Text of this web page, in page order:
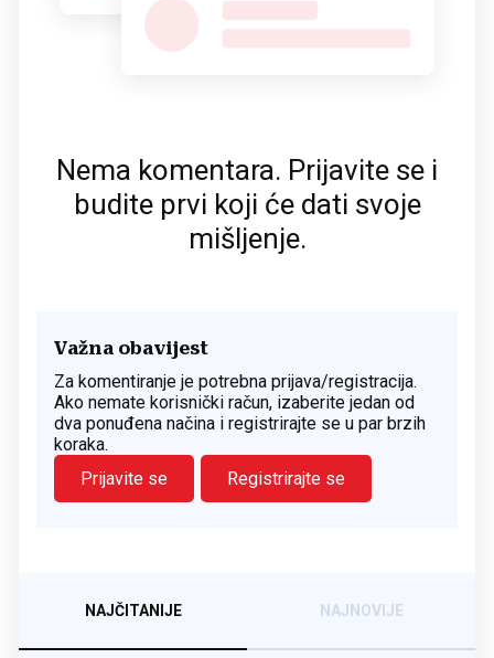
Nema komentara. Prijavite se i
budite prvi koji će dati svoje
mišljenje.
Važna obavijest
Za komentiranje je potrebna prijava/registracija.
Ako nemate korisnički račun, izaberite jedan od
dva ponuđena načina i registrirajte se u par brzih
koraka.
Prijavite se
Registrirajte se
NAJČITANIJE NAJNOVIJE